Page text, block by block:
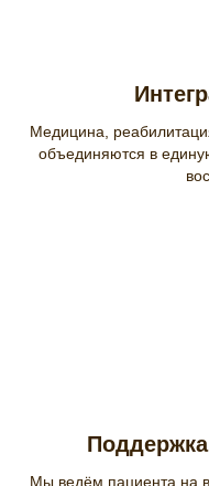
Медицина,
объединяются в
Мы ведём пациента на